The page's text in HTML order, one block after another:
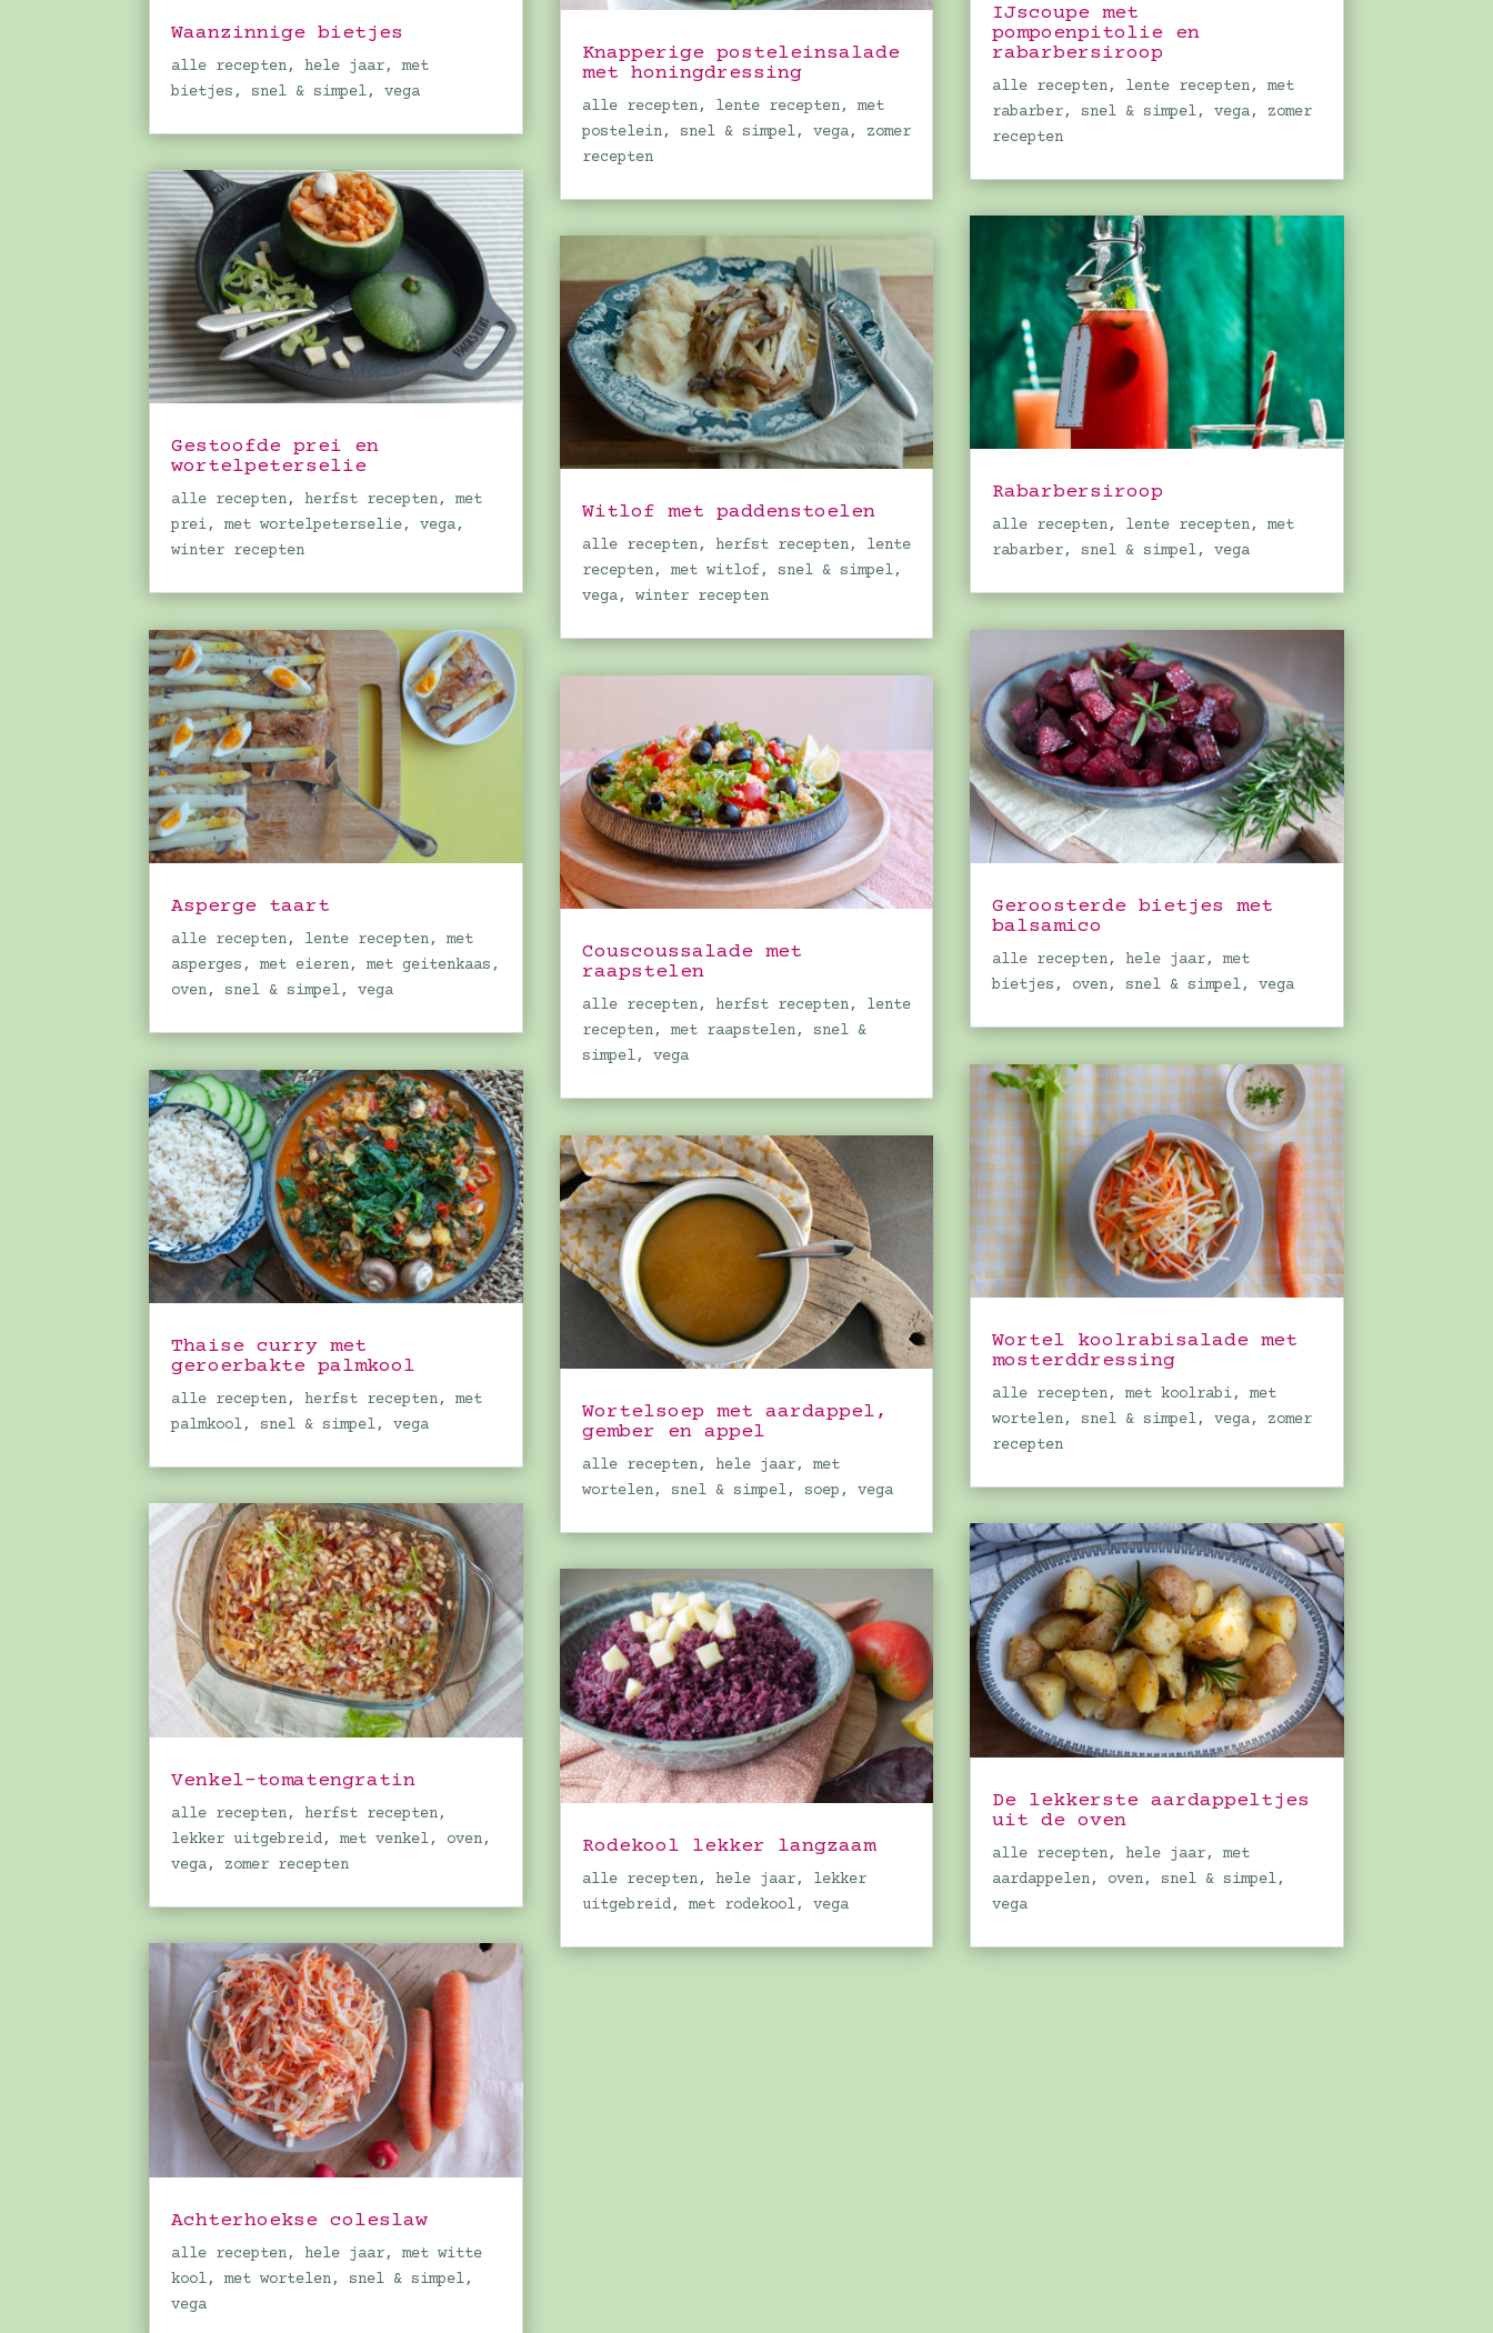
Waanzinnige bietjes
alle recepten, hele jaar,met
bietjes, snel & simpel,vega
Gestoofde prei en
wortelpeterselie
alle recepten, herfst recepten,met
prei,met wortelpeterselie,vega,
winter recepten
Asperge taart
alle recepten, lente recepten,met
asperges,met eieren,met geitenkaas,
oven, snel & simpel,vega
Thaise curry met
geroerbakte palmkool
alle recepten, herfst recepten,met
palmkool, snel & simpel,vega
Venkel-tomatengratin
alle recepten, herfst recepten,
lekker uitgebreid,met venkel, oven,
vega, zomer recepten
Achterhoekse coleslaw
alle recepten, hele jaar,met witte
kool,met wortelen, snel & simpel,
vega
Knapperige posteleinsalade
met honingdressing
alle recepten, lente recepten, met
postelein, snel & simpel, vega, zomer
recepten
Witlof met paddenstoelen
alle recepten, herfst recepten, lente
recepten, met witlof, snel & simpel,
vega, winter recepten
Couscoussalade met
raapstelen
alle recepten, herfst recepten, lente
recepten, met raapstelen, snel &
simpel, vega
Wortelsoep met aardappel,
gember en appel
alle recepten, hele jaar, met
wortelen, snel & simpel, soep, vega
Rodekool lekker langzaam
alle recepten, hele jaar, lekker
uitgebreid, met rodekool, vega
IJscoupe met
pompoenpitolie en
rabarbersiroop
alle recepten, lente recepten, met
rabarber, snel & simpel, vega, zomer
recepten
Rabarbersiroop
alle recepten, lente recepten, met
rabarber, snel & simpel, vega
Geroosterde bietjes met
balsamico
alle recepten, hele jaar, met
bietjes, oven, snel & simpel, vega
Wortel koolrabisalade met
mosterddressing
alle recepten, met koolrabi, met
wortelen, snel & simpel, vega, zomer
recepten
De lekkerste aardappeltjes
uit de oven
alle recepten, hele jaar, met
aardappelen, oven, snel & simpel,
vega